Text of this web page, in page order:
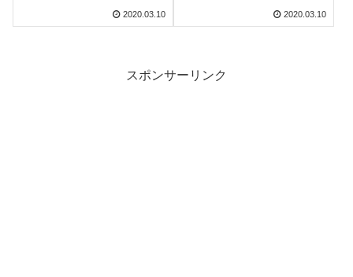
2020.03.10 2020.03.10
スポンサーリンク